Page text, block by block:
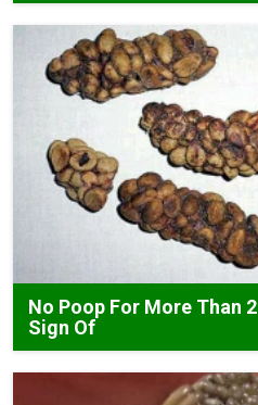
No Poop For More Than
Sign Of